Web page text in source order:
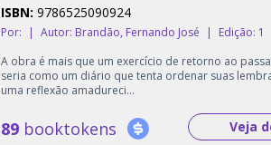
ISBN: 9786525090924
Por: | Autor: Brandão, Fernando José |
Edição: 1
A obra é mais que um exercício de retorno ao
seria como um diário que tenta ordenar suas
uma reflexão amadureci...
89 booktokens Veja